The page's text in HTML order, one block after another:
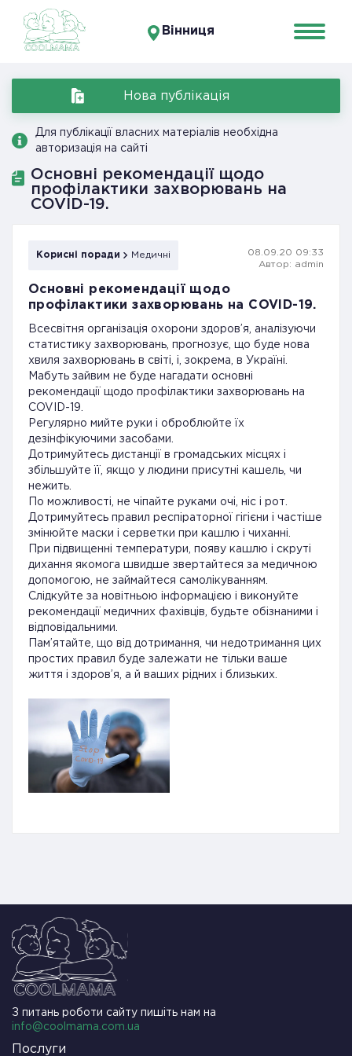
Вінниця
Нова публікація
Для публікації власних матеріалів необхідна
авторизація на сайті
Основні рекомендації щодо
профілактики захворювань на
COVID-19.
Корисні поради Медичні
08.09.20 09:33
Автор: admin
Основні рекомендації щодо
профілактики захворювань на COVID-19.
Всесвітня організація охорони здоров’я, аналізуючи
статистику захворювань, прогнозує, що буде нова
хвиля захворювань в світі, і, зокрема, в Україні.
Мабуть зайвим не буде нагадати основні
рекомендації щодо профілактики захворювань на
COVID-19.
Регулярно мийте руки і оброблюйте їх
дезінфікуючими засобами.
Дотримуйтесь дистанції в громадських місцях і
збільшуйте її, якщо у людини присутні кашель, чи
нежить.
По можливості, не чіпайте руками очі, ніс і рот.
Дотримуйтесь правил респіраторної гігієни і частіше
змінюйте маски і серветки при кашлю і чиханні.
При підвищенні температури, появу кашлю і скруті
дихання якомога швидше звертайтеся за медичною
допомогою, не займайтеся самолікуванням.
Слідкуйте за новітньою інформацією і виконуйте
рекомендації медичних фахівців, будьте обізнаними і
відповідальними.
Пам’ятайте, що від дотримання, чи недотримання цих
простих правил буде залежати не тільки ваше
життя і здоров’я, а й ваших рідних і близьких.
З питань роботи сайту пишіть нам на
info@coolmama.com.ua
Послуги